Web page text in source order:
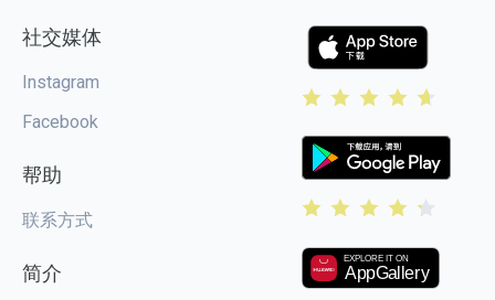
社交媒体
Instagram
Facebook
帮助
联系方式
简介